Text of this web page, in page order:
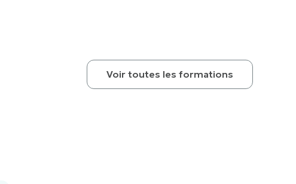
Voir toutes les formations